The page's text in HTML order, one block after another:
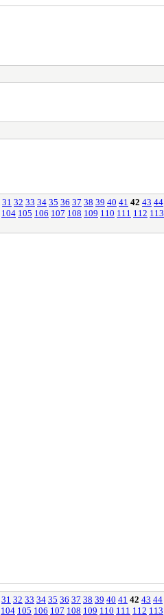
31 32 33 34 35 36 37 38 39 40 41 42 43 44
104 105 106 107 108 109 110 111 112 113
31 32 33 34 35 36 37 38 39 40 41 42 43 44
104 105 106 107 108 109 110 111 112 113